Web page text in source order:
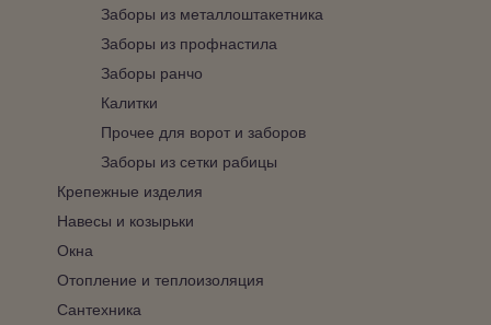
Заборы из металлоштакетника
Заборы из профнастила
Заборы ранчо
Калитки
Прочее для ворот и заборов
Заборы из сетки рабицы
Крепежные изделия
Навесы и козырьки
Окна
Отопление и теплоизоляция
Сантехника